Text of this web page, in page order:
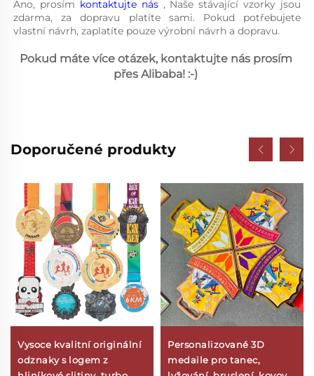
Ano, prosím kontaktujte nás , Naše stávající vzorky jsou
zdarma, za dopravu platíte sami. Pokud potřebujete
vlastní návrh, zaplatíte pouze výrobní návrh a dopravu.
Pokud máte více otázek, kontaktujte nás prosím
přes Alibaba! :-)
Doporučené produkty
Vysoce kvalitní originální
odznaky s logem z
Personalizované 3D
medaile pro tanec,